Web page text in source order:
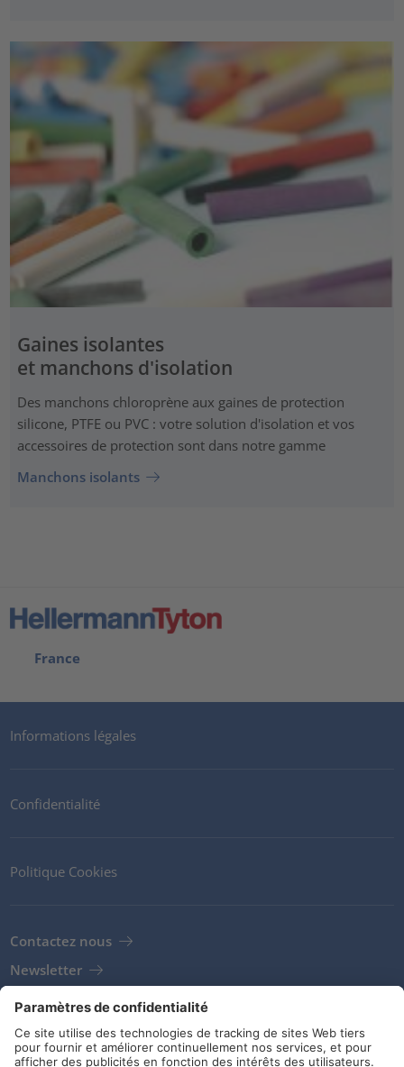
Gaines isolantes
et manchons d'isolation
Des manchons chloroprène aux gaines de protection
silicone, PTFE ou PVC : votre solution d'isolation et vos
accessoires de protection sont dans notre gamme
Manchons isolants
France
Informations légales
Confidentialité
Politique Cookies
Contactez nous
Newsletter
Clients